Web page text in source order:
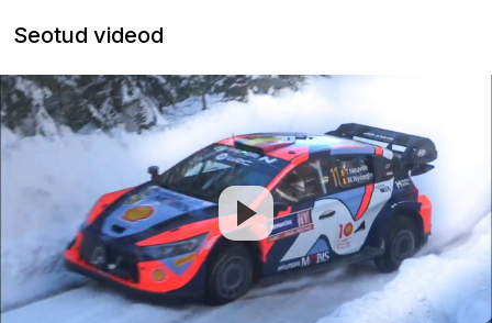
Seotud videod